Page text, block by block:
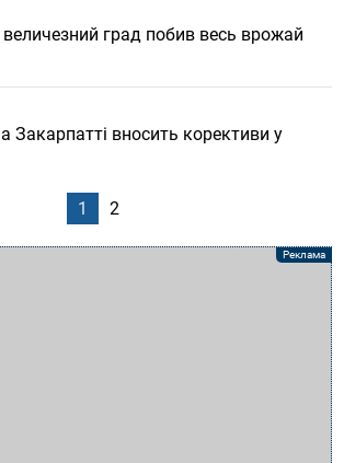
град побив весь врожай
Закарпатті вносить корективи у
1 2